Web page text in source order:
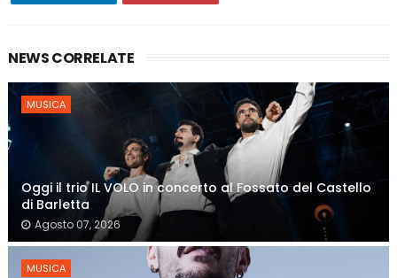
NEWS CORRELATE
MUSICA
Oggi il trio IL VOLO in concerto al Fossato del Castello
di Barletta
Agosto 07, 2026
MUSICA